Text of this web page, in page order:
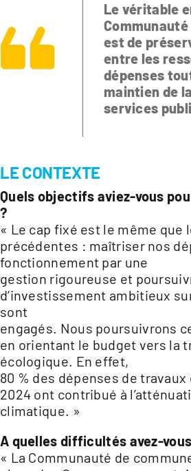
Le véritable
est de
entre les
dépenses
maintien de
services
LE CONTEXTE
Quels objectifs aviez-vous
?
« Le cap fixé est le même que
précédentes : maîtriser nos
fonctionnement par une
gestion rigoureuse et
d’investissement ambitieux
sont
engagés. Nous poursuivrons
en orientant le budget vers la
écologique. En effet,
80 % des dépenses de
2024 ont contribué à
climatique. »
A quelles difficultés avez-
« La Communauté de